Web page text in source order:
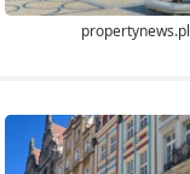
propertynews.pl